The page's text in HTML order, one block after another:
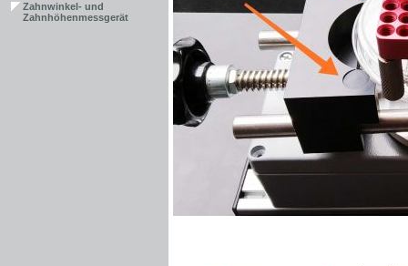
Zahnwinkel- und
Zahnhöhenmessgerät